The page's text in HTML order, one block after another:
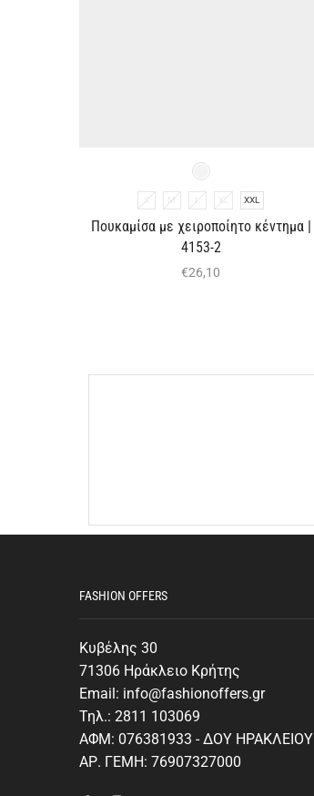
S M L XL XXL
Πουκαμίσα με χειροποίητο κέντημα |
4153-2
€26,10
FASHION OFFERS
Κυβέλης 30
71306 Ηράκλειο Κρήτης
Email: info@fashionoffers.gr
Τηλ.: 2811 103069
ΑΦΜ: 076381933 - ΔΟΥ ΗΡΑΚΛΕΙΟΥ
ΑΡ. ΓΕΜΗ: 76907327000